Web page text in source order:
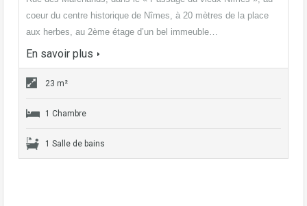
coeur du centre historique de Nîmes, à 20 mètres de la place
aux herbes, au 2ème étage d’un bel immeuble…
En savoir plus
23 m²
1 Chambre
1 Salle de bains